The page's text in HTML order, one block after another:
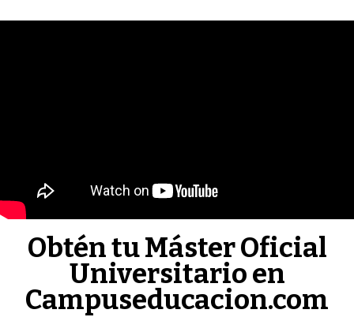
Obtén tu Máster Oficial
Universitario en
Campuseducacion.com